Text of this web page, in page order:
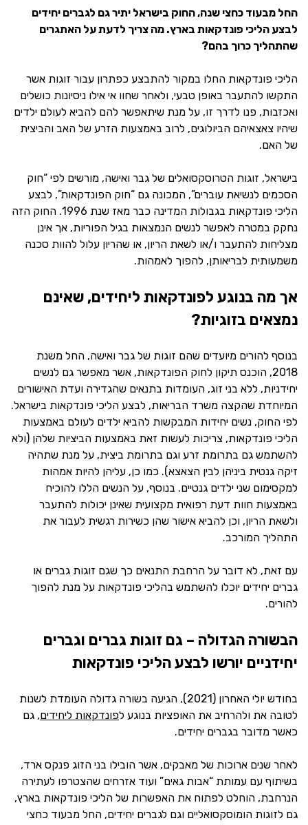
החל מבעוד כחצי שנה, החוק בישראל יתיר גם לגברים יחידים
לבצע הליכי פונדקאות בארץ. מה צריך לדעת על האתגרים
שהתהליך כרוך בהם?
הליכי פונדקאות החלו במקור להתבצע כפתרון עבור זוגות אשר
התקשו להתעבר באופן טבעי, ולאחר שחוו אי אילו ניסיונות כושלים
ואכזבות, פנו לדרך זו, על מנת שיתאפשר להם להביא לעולם ילדים
שיהיו צאצאיהם הביולוגים, לרוב באמצעות הזרע של האב והביצית
של האם.
בישראל, זוגות הטרוסקסואלים של גבר ואישה, מורשים לפי “חוק
הסכמים לנשיאת עוברים”, המכונה גם “חוק הפונדקאות”, לבצע
הליכי פונדקאות בגבולות המדינה כבר מאז שנת 1996. החוק הזה
נחקק במטרה לאפשר לנשים הנמצאות בגיל הפוריות, אך אינן
מצליחות להתעבר ו/או לשאת הריון, או שהריון עלול להוות סכנה
משמעותית לבריאותן, להפוך לאמהות.
אך מה בנוגע לפונדקאות ליחידים, שאינם
נמצאים בזוגיות?
בנוסף להורים מיועדים שהם זוגות של גבר ואישה, החל משנת
2018, הוכנס תיקון לחוק הפונדקאות, אשר מאפשר גם לנשים
יחידניות, ללא בני זוג, העומדות בתנאים שהגדירה ועדת האישורים
המיוחדת שהקצה משרד הבריאות, לבצע הליכי פונדקאות בישראל.
לפי החוק, נשים יחידות המבקשות להביא ילדים לעולם באמצעות
הליכי פונדקאות, צריכות לעשות זאת באמצעות הביציות שלהן (ולא
להשתמש גם בתרומת זרע וגם בתרומת ביצית, על מנת שתהיה
זיקה גנטית ביניהן לבין הצאצא). כמו כן, עליהן להיות אמהות
למקסימום שני ילדים גנטיים. בנוסף, על הנשים הללו להוכיח
באמצעות חוות דעת רפואית מקצועית שאינן יכולות להתעבר
ולשאת הריון, וכן להביא אישור שהן כשירות רגשית לעבור את
התהליך המורכב.
עם זאת, לא דובר על הרחבת התנאים כך שגם זוגות גברים או
גברים יחידים יוכלו להשתמש בהליכי פונדקאות על מנת להפוך
להורים.
הבשורה הגדולה – גם זוגות גברים וגברים
יחידניים יורשו לבצע הליכי פונדקאות
בחודש יולי האחרון (2021), הגיעה בשורה גדולה העומדת לשנות
לטובה את ולהרחיב את האופציות בנוגע לפונדקאות ליחידים, גם
כאשר מדובר בגברים יחידים.
לאחר שנים ארוכות של מאבקים, אשר הובילו בני הזוג פנקס ארד,
בשיתוף עם עמותת “אבות גאים” ועוד אזרחים שהצטרפו לעתירה
הנרחבת, הוחלט לפתוח את האפשרות של הליכי פונדקאות בארץ,
גם לזוגות הומוסקסואליים וגם לגברים יחידים, החל מבעוד כחצי